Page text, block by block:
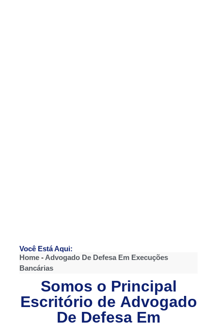
Você Está Aqui:
Home - Advogado De Defesa Em Execuções
Bancárias
Somos o Principal
Escritório de Advogado
De Defesa Em